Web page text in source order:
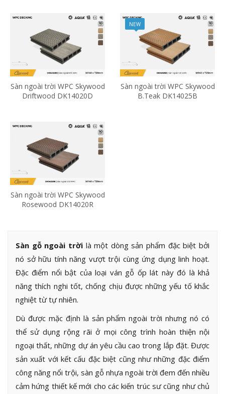
Sàn ngoài trời WPC Skywood
Driftwood DK14020D
NEW
Sàn ngoài trời WPC Skywood
B.Teak DK14025B
Sàn ngoài trời WPC Skywood
Rosewood DK14020R
Sàn gỗ ngoài trờilà một dòng sản phẩm đặc biệt bởi
nó sở hữu tính năng vượt trội cùng ứng dụng linh hoạt.
Đặc điểm nổi bật của loại ván gỗ ốp lát này đó là khả
năng thích nghi tốt, chống chịu được những yếu tố khắc
nghiệt từ tự nhiên.
Dù được mặc định là sản phẩm ngoài trời nhưng nó có
thể sử dụng rộng rãi ở mọi công trình hoàn thiện nội
ngoại thất, những dự án yêu cầu cao trong lắp đặt. Được
sản xuất với kết cấu đặc biệt cũng như những đặc điểm
công năng nổi trội, sàn gỗ nhựa ngoài trời đem đến nhiều
cảm hứng thiết kế mới cho các kiến trúc sư cũng như chủ